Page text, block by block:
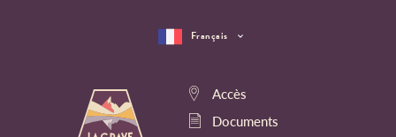
Accès
Documents
Français